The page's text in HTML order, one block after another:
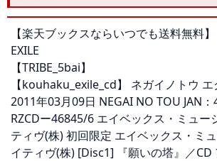
【楽天ブックスならいつでも送料無料】
EXILE
【TRIBE_5bai】
【kouhaku_exile_cd】 ネガイノトウ エ
2011年03月09日 NEGAI NO TOU JAN
RZCDー46845/6 エイベックス・ミュー
ティヴ(株) 初回限定 エイベックス・ミ
イティヴ(株) [Disc1] 『願いの塔』／CD